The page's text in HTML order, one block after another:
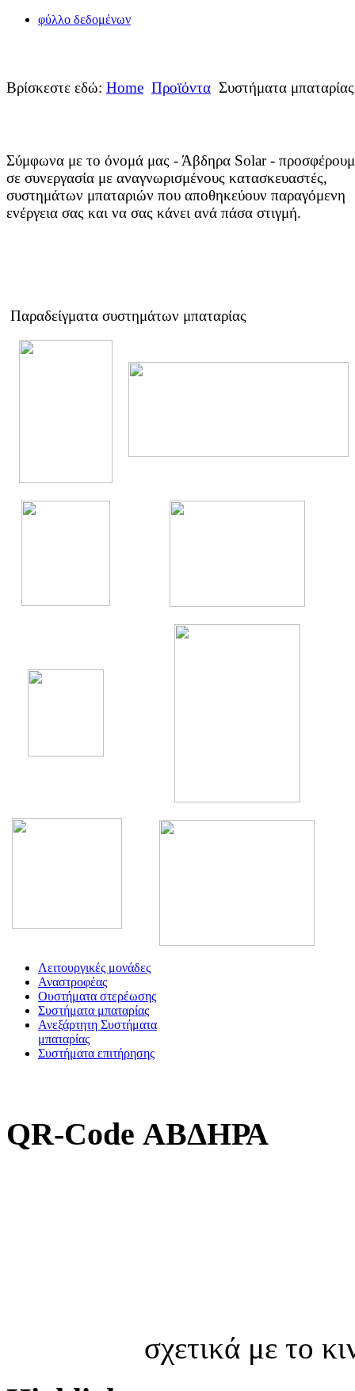
φύλλο δεδομένων
Βρίσκεστε εδώ: Home Προϊόντα Συστήματα μπαταρίας
Σύμφωνα με το όνομά μας - Άβδηρα Solar -
σε συνεργασία με αναγνωρισμένους κατασκευαστές,
συστημάτων μπαταριών που αποθηκεύουν παραγόμενη
ενέργεια σας και να σας κάνει ανά πάσα στιγμή.
Παραδείγματα συστημάτων μπαταρίας
Λειτουργικές μονάδες
Αναστροφέας
Oυστήματα στερέωσης
Συστήματα μπαταρίας
Ανεξάρτητη Συστήματα
μπαταρίας
Συστήματα επιτήρησης
QR-Code ΑΒΔΗΡΑ
σχετικά με το